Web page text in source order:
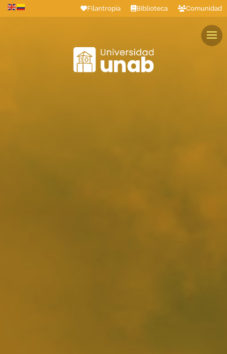
Filantropía Biblioteca Comunidad
Estudiantes Profesores